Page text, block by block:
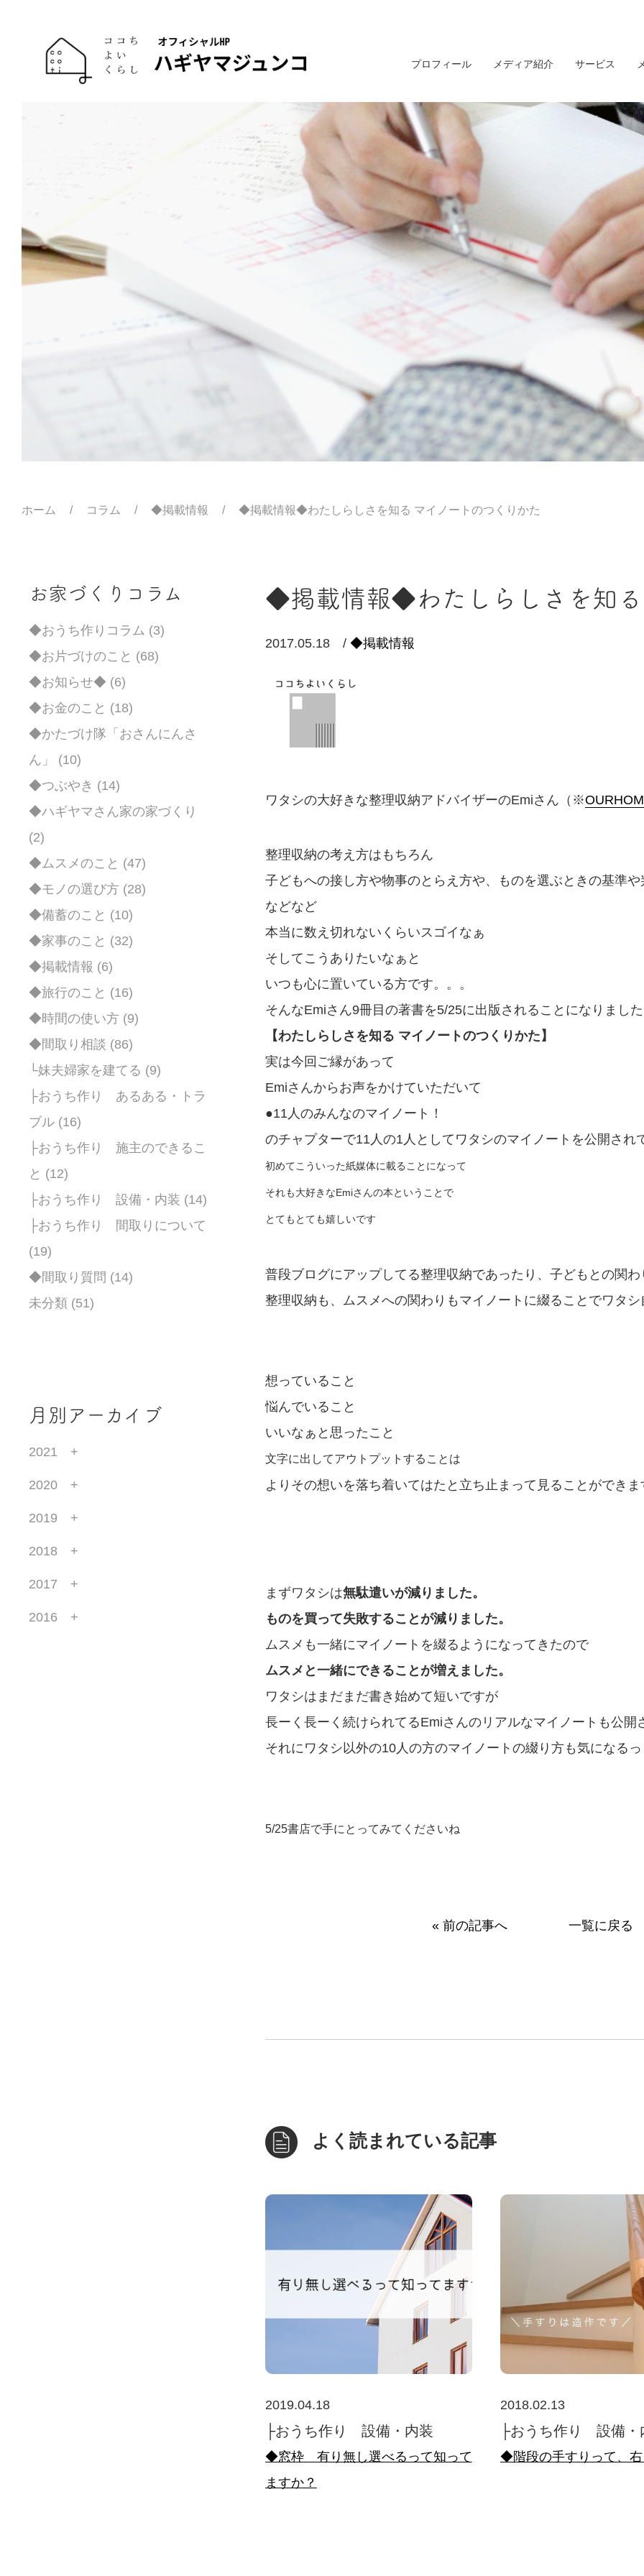
プロフィール メディア紹介 サービス
ホーム コラム ◆掲載情報 ◆掲載情報◆わたしらしさを知る マイノートのつくりかた
◆掲載情報◆わたしらしさを知る
2017.05.18 / ◆掲載情報
ワタシの大好きな整理収納アドバイザーのEmiさん（※
整理収納の考え方はもちろん
子どもへの接し方や物事のとらえ方や、ものを選ぶときの基準や
などなど
本当に数え切れないくらいスゴイなぁ
そしてこうありたいなぁと
いつも心に置いている方です。。。
そんなEmiさん9冊目の著書を5/25に出版されることになりました
【わたしらしさを知る マイノートのつくりかた】
実は今回ご縁があって
Emiさんからお声をかけていただいて
●11人のみんなのマイノート！
のチャプターで11人の1人としてワタシのマイノートを公開さ
初めてこういった紙媒体に載ることになって
それも大好きなEmiさんの本ということで
とてもとても嬉しいです
普段ブログにアップしてる整理収納であったり、 子どもとの関
整理収納も、
ムスメへの関わりも マイノートに綴ることでワタシ
想っていること
悩んでいること
いいなぁと思ったこと
文字に出してアウトプットすることは
よりその想いを落ち着いてはたと立ち止まって見ることができま
まずワタシは無駄遣いが減りました。
ものを買って失敗することが減りました。
ムスメも一緒にマイノートを綴るようになってきたので
ムスメと一緒にできることが増えました。
ワタシはまだまだ書き始めて短いですが
長ーく長ーく続けられてるEmiさんのリアルなマイノートも公開
それにワタシ以外の10人の方のマイノートの綴り方も気になるっ
5/25書店で手にとってみてくださいね
« 前の記事へ 一覧に戻る
よく読まれている記事
2019.04.18
├おうち作り 設備・内装
◆窓枠 有り無し選べるって知って
ますか？
2018.02.13
├おうち作り 設備・
◆階段の手すりって、右
お家づくりコラム
◆おうち作りコラム (3)
◆お片づけのこと (68)
◆お知らせ◆ (6)
◆お金のこと (18)
◆かたづけ隊「おさんにんさ
ん」 (10)
◆つぶやき (14)
◆ハギヤマさん家の家づくり
(2)
◆ムスメのこと (47)
◆モノの選び方 (28)
◆備蓄のこと (10)
◆家事のこと (32)
◆掲載情報 (6)
◆旅行のこと (16)
◆時間の使い方 (9)
◆間取り相談 (86)
└妹夫婦家を建てる (9)
├おうち作り あるある・トラ
ブル (16)
├おうち作り 施主のできるこ
と (12)
├おうち作り 設備・内装 (14)
├おうち作り 間取りについて
(19)
◆間取り質問 (14)
未分類 (51)
月別アーカイブ
2021
2020
2019
2018
2017
2016